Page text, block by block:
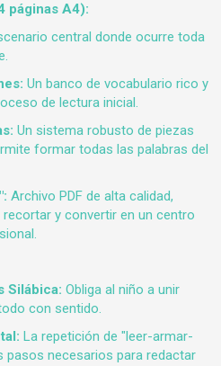
páginas A4):
central donde ocurre toda
Un banco de vocabulario rico y
de lectura inicial.
Un sistema robusto de piezas
formar todas las palabras del
Archivo PDF de alta calidad,
y convertir en un centro
Silábica: Obliga al niño a unir
con sentido.
La repetición de "leer-armar-
pasos necesarios para redactar